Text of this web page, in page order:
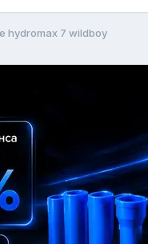
hydromax 7 wildboy